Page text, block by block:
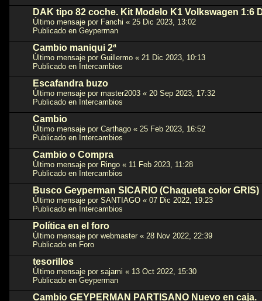
DAK tipo 82 coche. Kit Modelo K1 Volkswagen 1:6
Último mensaje por Fanchi « 25 Dic 2023, 13:02
Publicado en Geyperman
Cambio maniqui 2ª
Último mensaje por Guillermo « 21 Dic 2023, 10:13
Publicado en Intercambios
Escafandra buzo
Último mensaje por master2003 « 20 Sep 2023, 17:32
Publicado en Intercambios
Cambio
Último mensaje por Carthago « 25 Feb 2023, 16:52
Publicado en Intercambios
Cambio o Compra
Último mensaje por Ringo « 11 Feb 2023, 11:28
Publicado en Intercambios
Busco Geyperman SICARIO (Chaqueta color GRIS)
Último mensaje por SANTIAGO « 07 Dic 2022, 19:23
Publicado en Intercambios
Política en el foro
Último mensaje por webmaster « 28 Nov 2022, 22:39
Publicado en Foro
tesorillos
Último mensaje por sajami « 13 Oct 2022, 15:30
Publicado en Geyperman
Cambio GEYPERMAN PARTISANO Nuevo en caja.